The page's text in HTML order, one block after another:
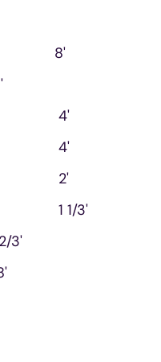
8'
4'
4'
2'
1/3'
3'